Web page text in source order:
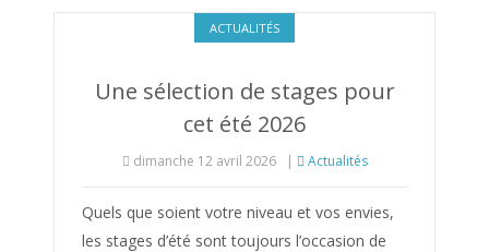
ACTUALITÉS
Une sélection de stages pour
cet été 2026
dimanche 12 avril 2026 | Actualités
Quels que soient votre niveau et vos envies,
les stages d’été sont toujours l’occasion de